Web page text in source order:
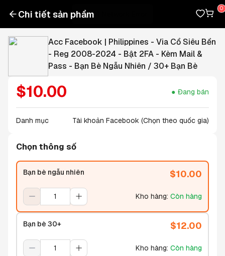
Chi tiết sản phẩm
Acc Facebook | Philippines - Via Cổ Siêu Bền
- Reg 2008-2024 - Bật 2FA - Kèm Mail &
Pass - Bạn Bè Ngẫu Nhiên / 30+ Bạn Bè
$10.00 Đang bán
Danh mục Tài khoản Facebook (Chọn theo quốc gia)
Chọn thông số
Bạn bè ngẫu nhiên $10.00
Kho hàng: Còn hàng
Bạn bè 30+ $12.00
Kho hàng: Còn hàng